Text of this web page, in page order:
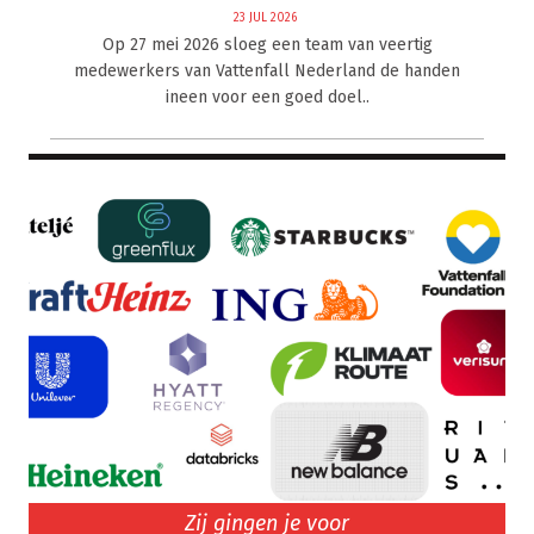
23 JUL 2026
Op 27 mei 2026 sloeg een team van veertig
medewerkers van Vattenfall Nederland de handen
ineen voor een goed doel..
Zij gingen je voor